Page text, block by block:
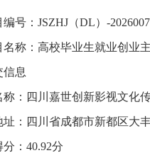
号：JSZHJ（DL）-2026007
名称：高校毕业生就业创业
信息
称：四川嘉世创新影视文化
：四川省成都市新都区大
：40.92分